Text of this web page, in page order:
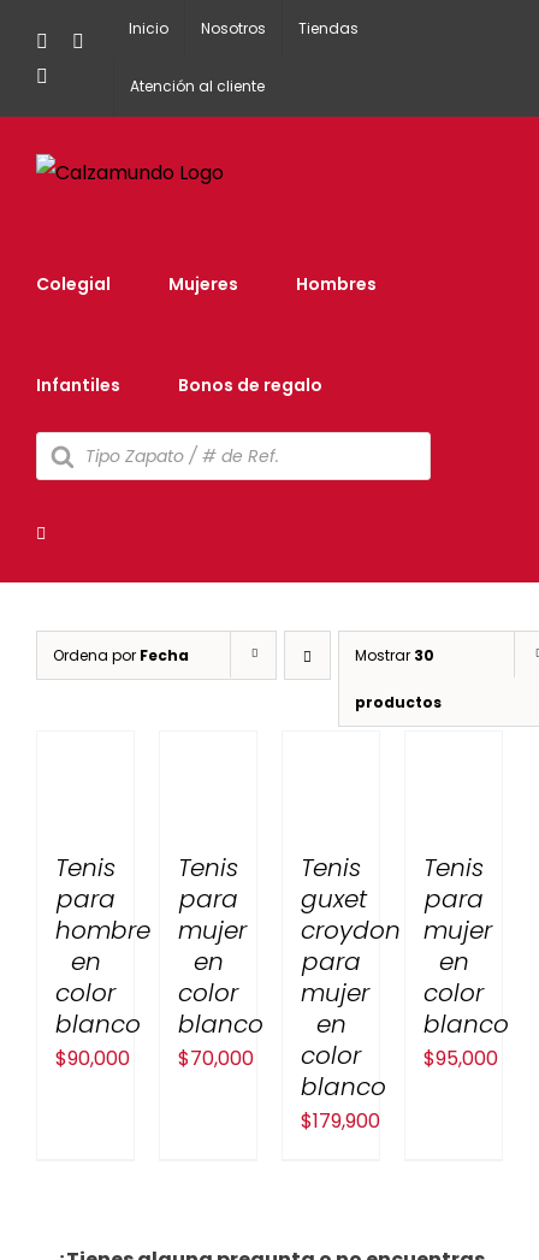
FacebookInstagram
Inicio Nosotros Tiendas
Atención al cliente
Colegial Mujeres Hombres
Infantiles Bonos de regalo
Búsqueda
de
productos
Ordena por Fecha Mostrar 30
productos
Tenis
para
hombre
en
color
blanco
$90,000
Tenis
para
mujer
en
color
blanco
$70,000
Tenis
guxet
croydon
para
mujer
en
color
blanco
$179,900
Tenis
para
mujer
en
color
blanco
$95,000